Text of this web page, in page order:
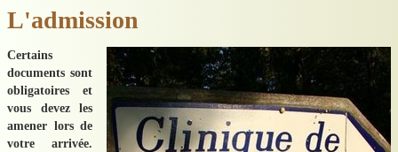
L'admission
Certains
documents sont
obligatoires et
vous devez les
amener lors de
votre arrivée.